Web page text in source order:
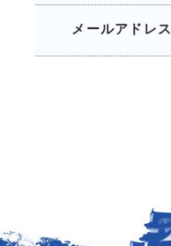
メールアドレス